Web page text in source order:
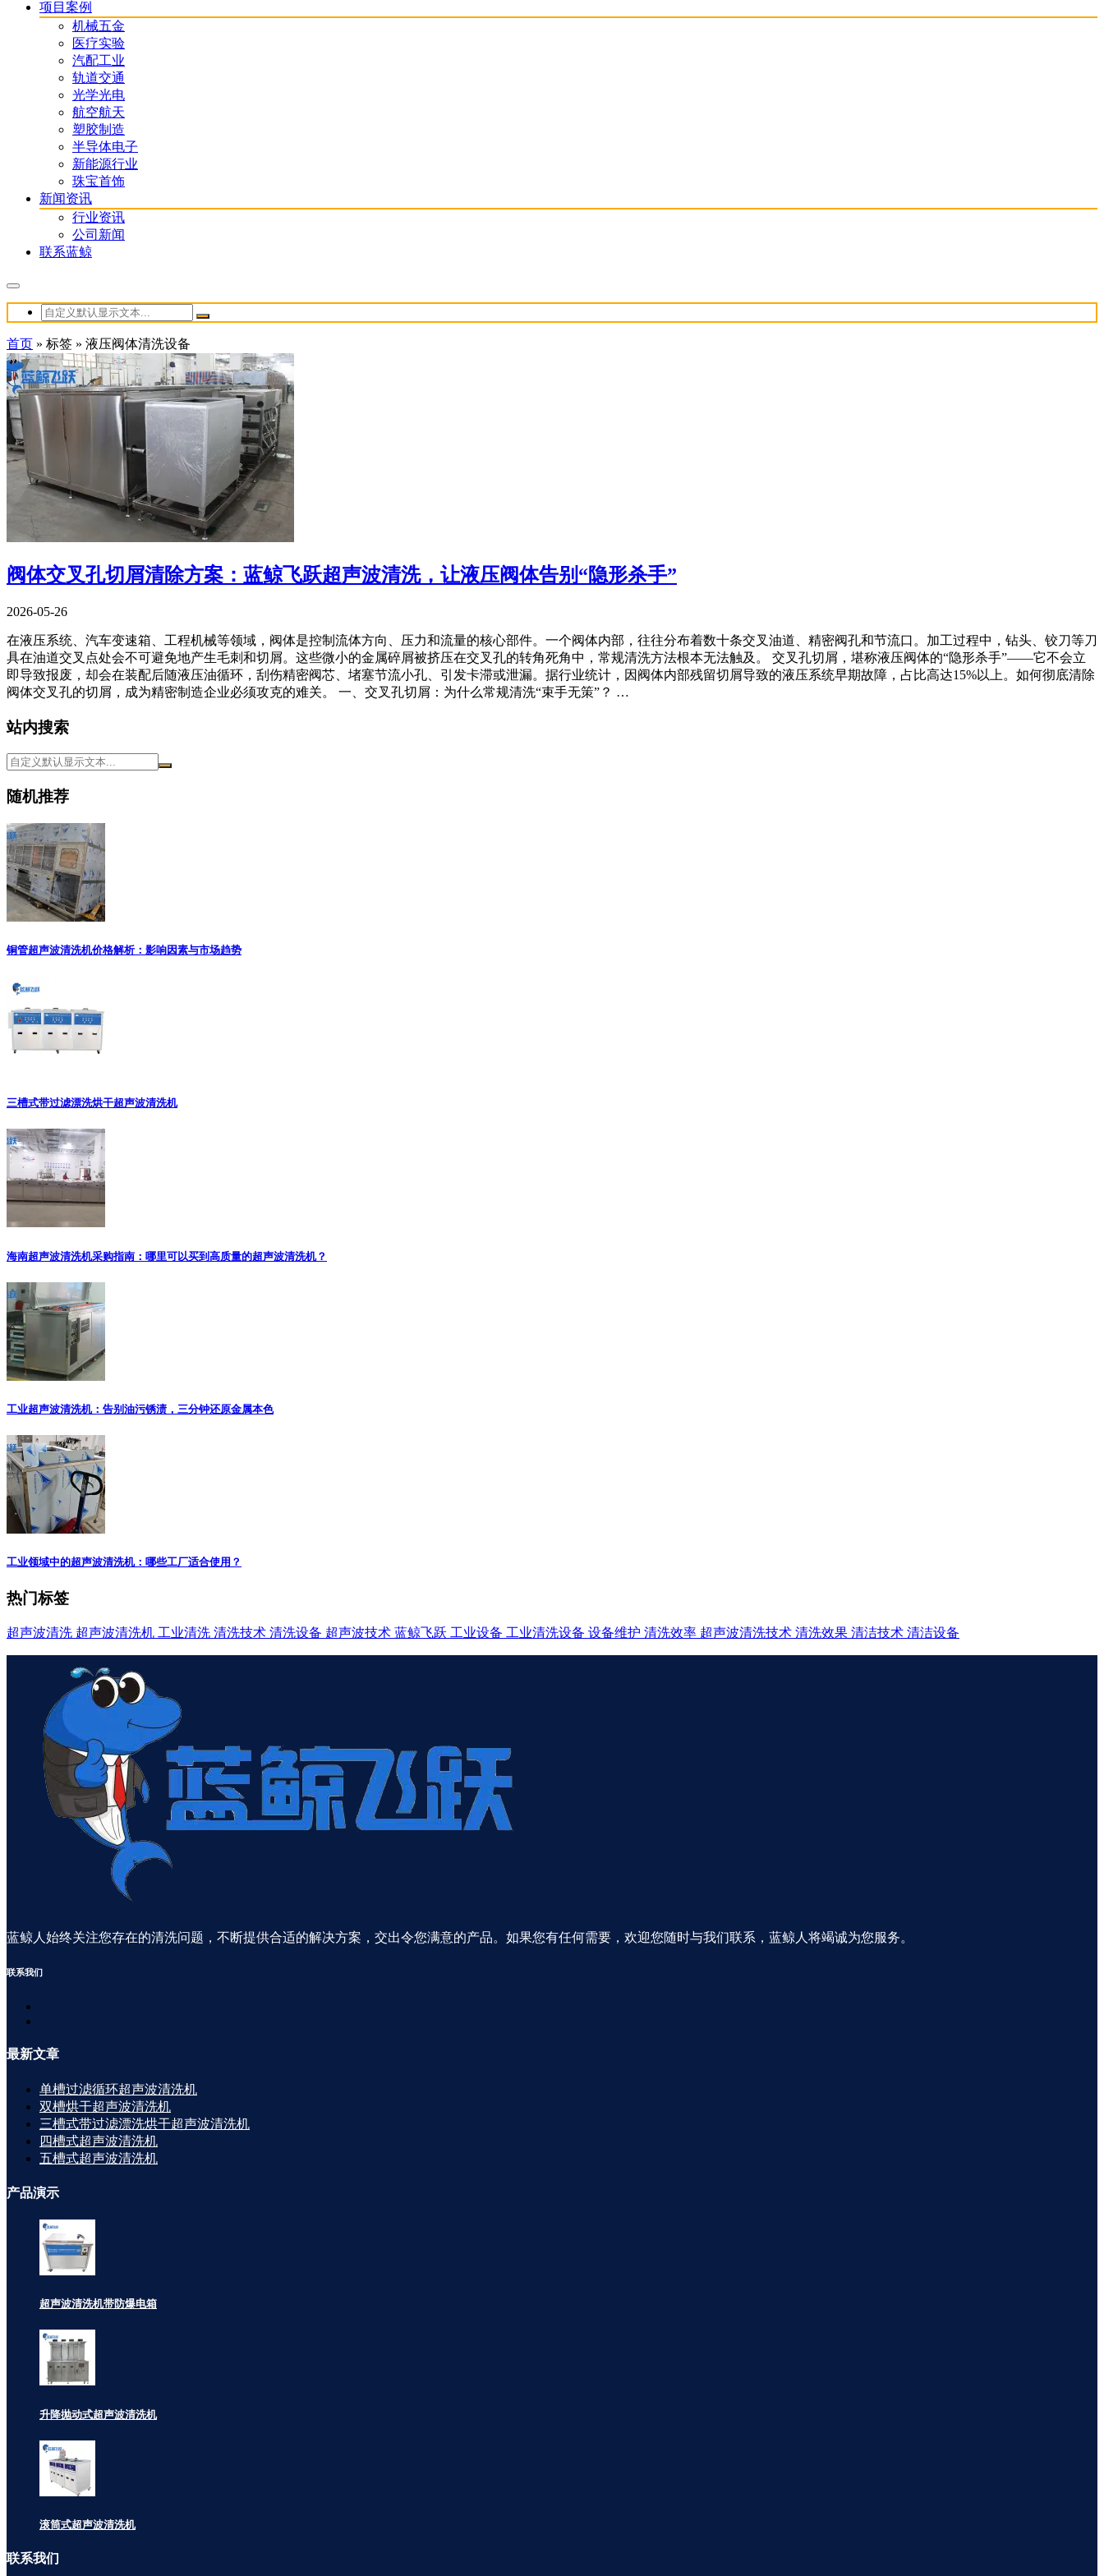
项目案例
机械五金
医疗实验
汽配工业
轨道交通
光学光电
航空航天
塑胶制造
半导体电子
新能源行业
珠宝首饰
新闻资讯
行业资讯
公司新闻
联系蓝鲸
首页 » 标签 » 液压阀体清洗设备
阀体交叉孔切屑清除方案：蓝鲸飞跃超声波清洗，让液压阀体告别“隐形杀手”
2026-05-26
在液压系统、汽车变速箱、工程机械等领域，阀体是控制流体方向、压力和流量的核心部件。一个阀体内部，往往分布着数十条交叉油道、精密阀孔和节流口。加工过程中，钻头、铰刀等刀
具在油道交叉点处会不可避免地产生毛刺和切屑。这些微小的金属碎屑被挤压在交叉孔的转角死角中，常规清洗方法根本无法触及。 交叉孔切屑，堪称液压阀体的“隐形杀手”——它不会立
即导致报废，却会在装配后随液压油循环，刮伤精密阀芯、堵塞节流小孔、引发卡滞或泄漏。据行业统计，因阀体内部残留切屑导致的液压系统早期故障，占比高达15%以上。如何彻底清除
阀体交叉孔的切屑，成为精密制造企业必须攻克的难关。 一、交叉孔切屑：为什么常规清洗“束手无策”？ …
站内搜索
随机推荐
铜管超声波清洗机价格解析：影响因素与市场趋势
三槽式带过滤漂洗烘干超声波清洗机
海南超声波清洗机采购指南：哪里可以买到高质量的超声波清洗机？
工业超声波清洗机：告别油污锈渍，三分钟还原金属本色
工业领域中的超声波清洗机：哪些工厂适合使用？
热门标签
超声波清洗 超声波清洗机 工业清洗 清洗技术 清洗设备 超声波技术 蓝鲸飞跃 工业设备 工业清洗设备 设备维护 清洗效率 超声波清洗技术 清洗效果 清洁技术 清洁设备
蓝鲸人始终关注您存在的清洗问题，不断提供合适的解决方案，交出令您满意的产品。如果您有任何需要，欢迎您随时与我们联系，蓝鲸人将竭诚为您服务。
联系我们
最新文章
单槽过滤循环超声波清洗机
双槽烘干超声波清洗机
三槽式带过滤漂洗烘干超声波清洗机
四槽式超声波清洗机
五槽式超声波清洗机
产品演示
超声波清洗机带防爆电箱
升降抛动式超声波清洗机
滚筒式超声波清洗机
联系我们